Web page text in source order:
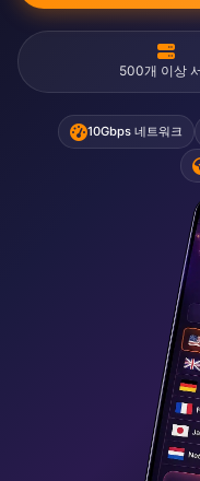
500개 이상
10Gbps 네트워크